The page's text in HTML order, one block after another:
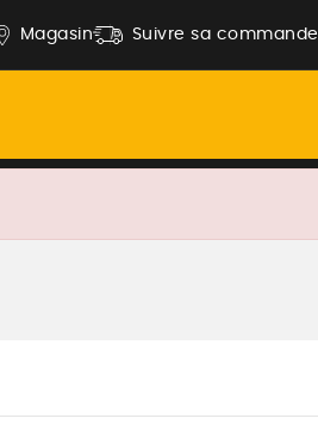
Magasin Suivre sa commande